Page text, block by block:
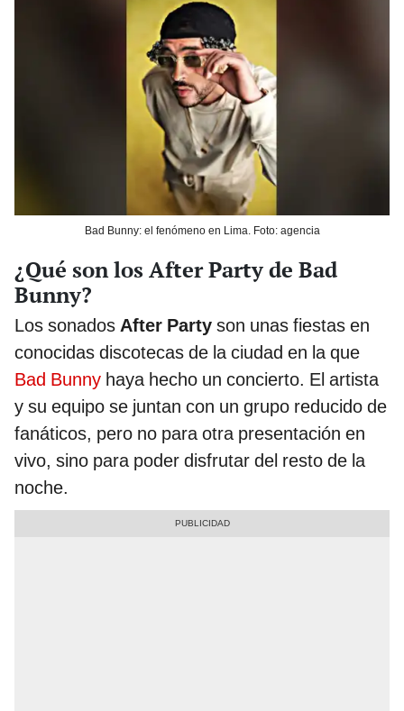
Bad Bunny: el fenómeno en Lima. Foto: agencia
¿Qué son los After Party de Bad
Bunny?
Los sonados After Party son unas fiestas en
conocidas discotecas de la ciudad en la que
Bad Bunny haya hecho un concierto. El artista
y su equipo se juntan con un grupo reducido de
fanáticos, pero no para otra presentación en
vivo, sino para poder disfrutar del resto de la
noche.